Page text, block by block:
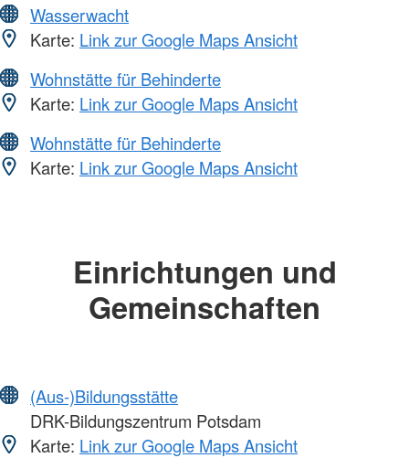
Wasserwacht
Karte: Link zur Google Maps Ansicht
Wohnstätte für Behinderte
Karte: Link zur Google Maps Ansicht
Wohnstätte für Behinderte
Karte: Link zur Google Maps Ansicht
Einrichtungen und
Gemeinschaften
(Aus-)Bildungsstätte
DRK-Bildungszentrum Potsdam
Karte: Link zur Google Maps Ansicht